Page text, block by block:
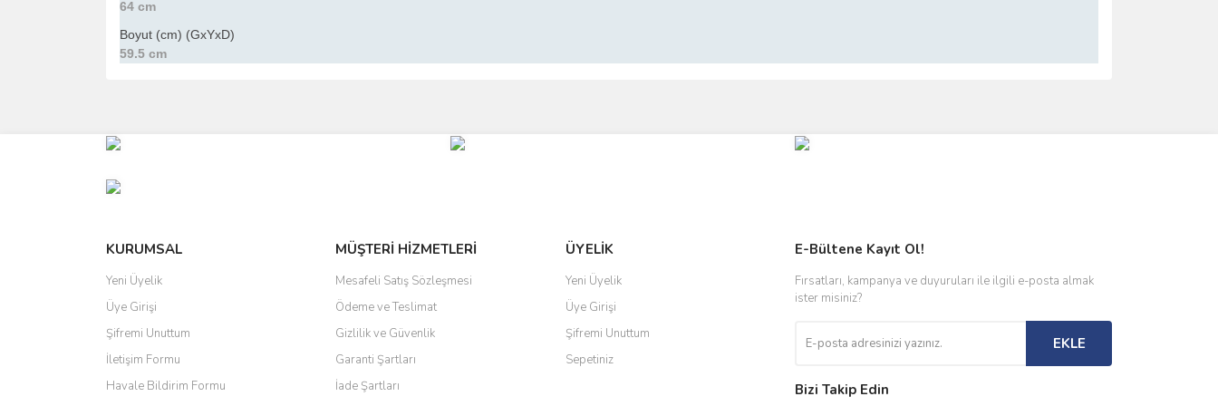
64 cm
Boyut (cm) (GxYxD)
59.5 cm
Ürün fiyatı diğer sitelerden daha pahalı.
KURUMSAL
Yeni Üyelik
Üye Girişi
Şifremi Unuttum
İletişim Formu
Havale Bildirim Formu
MÜŞTERİ HİZMETLERİ
Mesafeli Satış Sözleşmesi
Ödeme ve Teslimat
Gizlilik ve Güvenlik
Garanti Şartları
İade Şartları
ÜYELİK
Yeni Üyelik
Üye Girişi
Şifremi Unuttum
Sepetiniz
E-Bültene Kayıt Ol!
Fırsatları, kampanya ve duyuruları ile ilgili e-posta almak
ister misiniz?
EKLE
Bizi Takip Edin